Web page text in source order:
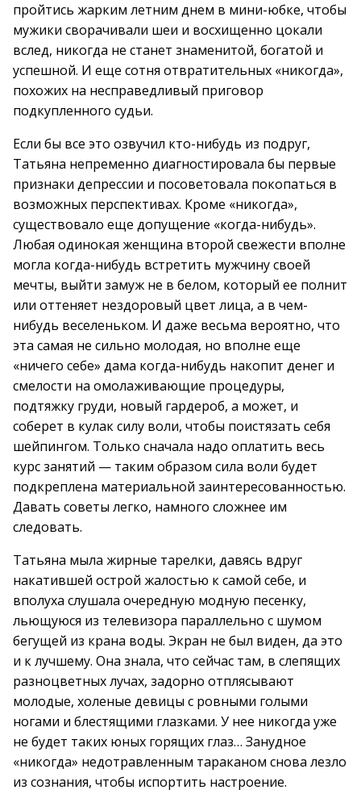
пройтись жарким летним днем в мини-юбке, чтобы
мужики сворачивали шеи и восхищенно цокали
вслед, никогда не станет знаменитой, богатой и
успешной. И еще сотня отвратительных «никогда»,
похожих на несправедливый приговор
подкупленного судьи.
Если бы все это озвучил кто-нибудь из подруг,
Татьяна непременно диагностировала бы первые
признаки депрессии и посоветовала покопаться в
возможных перспективах. Кроме «никогда»,
существовало еще допущение «когда-нибудь».
Любая одинокая женщина второй свежести вполне
могла когда-нибудь встретить мужчину своей
мечты, выйти замуж не в белом, который ее полнит
или оттеняет нездоровый цвет лица, а в чем-
нибудь веселеньком. И даже весьма вероятно, что
эта самая не сильно молодая, но вполне еще
«ничего себе» дама когда-нибудь накопит денег и
смелости на омолаживающие процедуры,
подтяжку груди, новый гардероб, а может, и
соберет в кулак силу воли, чтобы поистязать себя
шейпингом. Только сначала надо оплатить весь
курс занятий — таким образом сила воли будет
подкреплена материальной заинтересованностью.
Давать советы легко, намного сложнее им
следовать.
Татьяна мыла жирные тарелки, давясь вдруг
накатившей острой жалостью к самой себе, и
вполуха слушала очередную модную песенку,
льющуюся из телевизора параллельно с шумом
бегущей из крана воды. Экран не был виден, да это
и к лучшему. Она знала, что сейчас там, в слепящих
разноцветных лучах, задорно отплясывают
молодые, холеные девицы с ровными голыми
ногами и блестящими глазками. У нее никогда уже
не будет таких юных горящих глаз… Занудное
«никогда» недотравленным тараканом снова лезло
из сознания, чтобы испортить настроение.